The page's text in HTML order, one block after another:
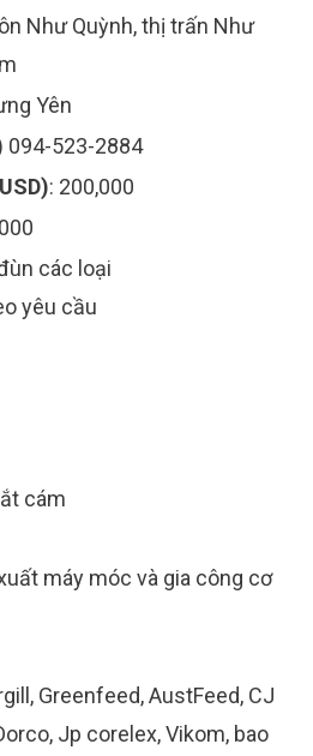
Như Quỳnh, thị trấn Như
Yên
094-523-2884
: 200,000
các loại
yêu cầu
cám
máy móc và gia công cơ
Greenfeed, AustFeed, CJ
Jp corelex, Vikom, bao